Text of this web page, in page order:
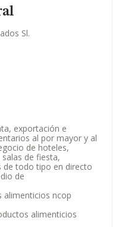
Sl.
exportación e
al por mayor y al
de hoteles,
de fiesta,
de todo tipo en directo
de
alimenticios ncop
alimenticios
complementaria.